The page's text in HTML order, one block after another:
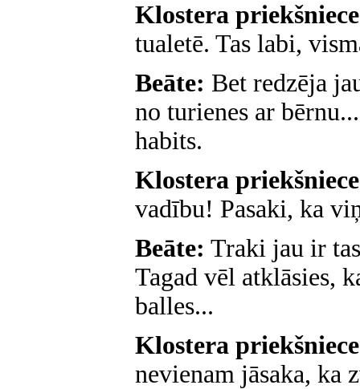
Klostera
tualetē. Tas labi,
Beāte: Bet redzēja
no turienes ar
habits.
Klostera
vadību! Pasaki, ka
Beāte: Traki jau ir
Tagad vēl atklāsies,
balles...
Klostera
nevienam jāsaka, ka